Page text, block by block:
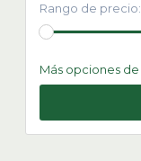
Rango de precio:
Más opciones